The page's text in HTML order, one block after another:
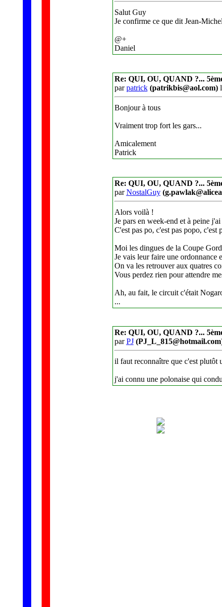
Salut Guy
Je confirme ce que dit Jean-
@+
Daniel
Re: QUI, OU, QUAND ?...
parpatrick (patrikbis@aol.com)
Bonjour à tous
Vraiment trop fort les gars...
Amicalement
Patrick
Re: QUI, OU, QUAND ?...
parNostalGuy
Alors voilà !
Je pars en week-end et à peine
C'est pas po, c'est pas popo, c'est
Moi les dingues de la Coupe
Je vais leur faire une ordonnance
On va les retrouver aux quatres
Vous perdez rien pour attendre
Ah, au fait, le circuit c'était
...
Re: QUI, OU, QUAND ?...
parPJ
il faut reconnaître que c'est plutôt
j'ai connu une polonaise qui